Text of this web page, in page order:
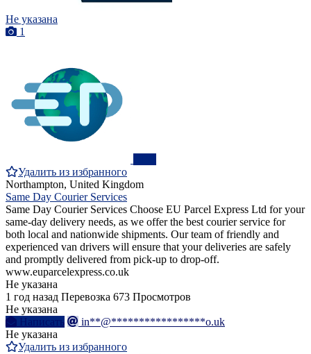
Не указана
1
Удалить из избранного
Northampton, United Kingdom
Same Day Courier Services
Same Day Courier Services Choose EU Parcel Express Ltd for your
same-day delivery needs, as we offer the best courier service for
both local and nationwide shipments. Our team of friendly and
experienced van drivers will ensure that your deliveries are safely
and promptly delivered from pick-up to drop-off.
www.euparcelexpress.co.uk
Не указана
1 год назад Перевозка 673 Просмотров
Не указана
Написать
in**@*****************o.uk
Не указана
Удалить из избранного